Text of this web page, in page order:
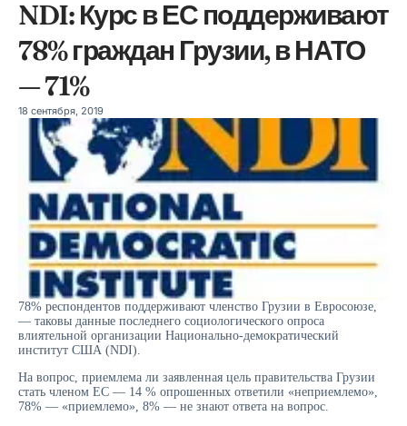
NDI: Курс в ЕС поддерживают
78% граждан Грузии, в НАТО
— 71%
18 сентября, 2019
78% респондентов поддерживают членство Грузии в Евросоюзе,
— таковы данные последнего социологического опроса
влиятельной организации Национально-демократический
институт США (NDI).
На вопрос, приемлема ли заявленная цель правительства Грузии
стать членом ЕС — 14 % опрошенных ответили «неприемлемо»,
78% — «приемлемо», 8% — не знают ответа на вопрос.